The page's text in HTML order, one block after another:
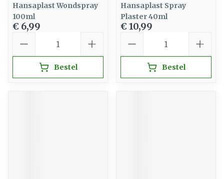
Hansaplast Wondspray
100ml
€ 6,99
Bestel
Hansaplast Spray
Plaster 40ml
€ 10,99
Bestel